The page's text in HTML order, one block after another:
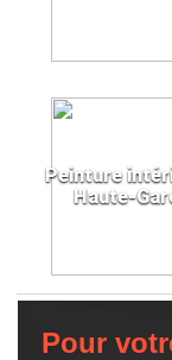
Peinture
Haute-
Pour